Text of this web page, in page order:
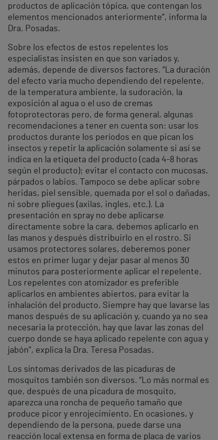
productos de aplicación tópica, que contengan los
elementos mencionados anteriormente”, informa la
Dra. Posadas.
Sobre los efectos de estos repelentes los
especialistas insisten en que son variados y,
además, depende de diversos factores. “La duración
del efecto varía mucho dependiendo del repelente,
de la temperatura ambiente, la sudoración, la
exposición al agua o el uso de cremas
fotoprotectoras pero, de forma general, algunas
recomendaciones a tener en cuenta son: usar los
productos durante los períodos en que pican los
insectos y repetir la aplicación solamente si así se
indica en la etiqueta del producto (cada 4-8 horas
según el producto); evitar el contacto con mucosas,
párpados o labios. Tampoco se debe aplicar sobre
heridas, piel sensible, quemada por el sol o dañadas,
ni sobre pliegues (axilas, ingles, etc.). La
presentación en spray no debe aplicarse
directamente sobre la cara, debemos aplicarlo en
las manos y después distribuirlo en el rostro. Si
usamos protectores solares, deberemos poner
estos en primer lugar y dejar pasar al menos 30
minutos para posteriormente aplicar el repelente.
Los repelentes con atomizador es preferible
aplicarlos en ambientes abiertos, para evitar la
inhalación del producto. Siempre hay que lavarse las
manos después de su aplicación y, cuando ya no sea
necesaria la protección, hay que lavar las zonas del
cuerpo donde se haya aplicado repelente con agua y
jabón”, explica la Dra. Teresa Posadas.
Los síntomas derivados de las picaduras de
mosquitos también son diversos. “Lo más normal es
que, después de una picadura de mosquito,
aparezca una roncha de pequeño tamaño que
produce picor y enrojecimiento. En ocasiones, y
dependiendo de la persona, puede darse una
reacción local extensa en forma de placa de varios